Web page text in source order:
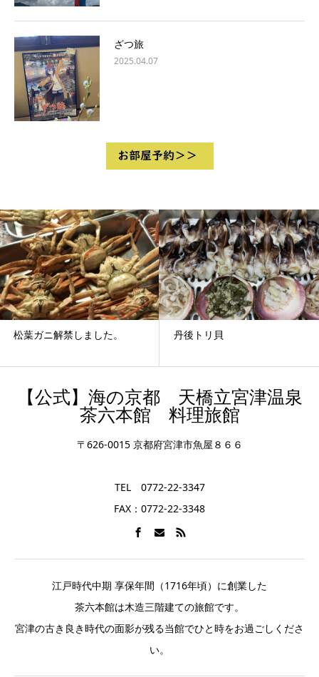
ざつ旅
2025.04.07
松葉ガニ解禁しました。 丹後トリ貝
【公式】海の京都 天橋立宮津温泉
茶六本館 料理旅館
〒626-0015 京都府宮津市魚屋８６６
TEL 0772-22-3347
FAX：0772-22-3348
江戸時代中期 享保年間（1716年頃）に創業した
茶六本館は木造三階建ての旅館です。
宮津の古き良き時代の面影が残る当館でひと時をお過ごしくださ
い。